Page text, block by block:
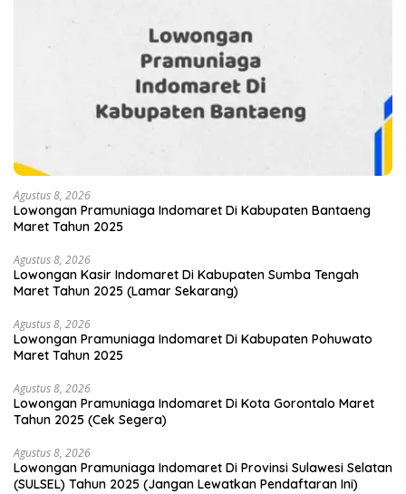
Agustus 8, 2026
Lowongan Pramuniaga Indomaret Di Kabupaten Bantaeng
Maret Tahun 2025
Agustus 8, 2026
Lowongan Kasir Indomaret Di Kabupaten Sumba Tengah
Maret Tahun 2025 (Lamar Sekarang)
Agustus 8, 2026
Lowongan Pramuniaga Indomaret Di Kabupaten Pohuwato
Maret Tahun 2025
Agustus 8, 2026
Lowongan Pramuniaga Indomaret Di Kota Gorontalo Maret
Tahun 2025 (Cek Segera)
Agustus 8, 2026
Lowongan Pramuniaga Indomaret Di Provinsi Sulawesi Selatan
(SULSEL) Tahun 2025 (Jangan Lewatkan Pendaftaran Ini)